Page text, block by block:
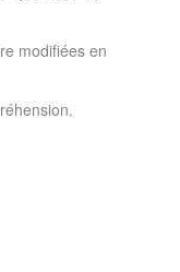
modifiées en